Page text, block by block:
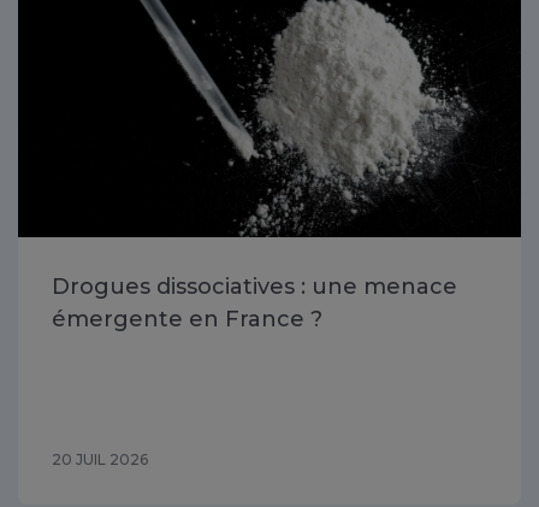
Drogues dissociatives : une menace
émergente en France ?
20 JUIL 2026